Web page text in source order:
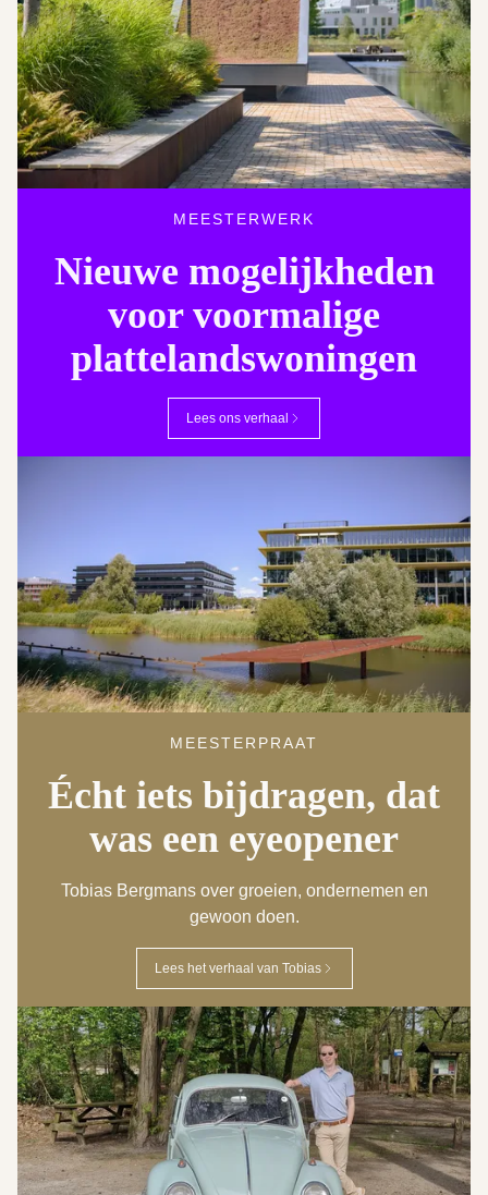
MEESTERWERK
Nieuwe mogelijkheden
voor voormalige
plattelandswoningen
Lees ons verhaal
MEESTERPRAAT
Écht iets bijdragen, dat
was een eyeopener
Tobias Bergmans over groeien, ondernemen en
gewoon doen.
Lees het verhaal van Tobias